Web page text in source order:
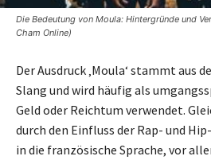
Die Bedeutung von Moula: Hintergründe und
Cham Online)
Der Ausdruck ‚Moula‘ stammt aus
Slang und wird häufig als
Geld oder Reichtum verwendet.
durch den Einfluss der Rap- und
in die französische Sprache, vor